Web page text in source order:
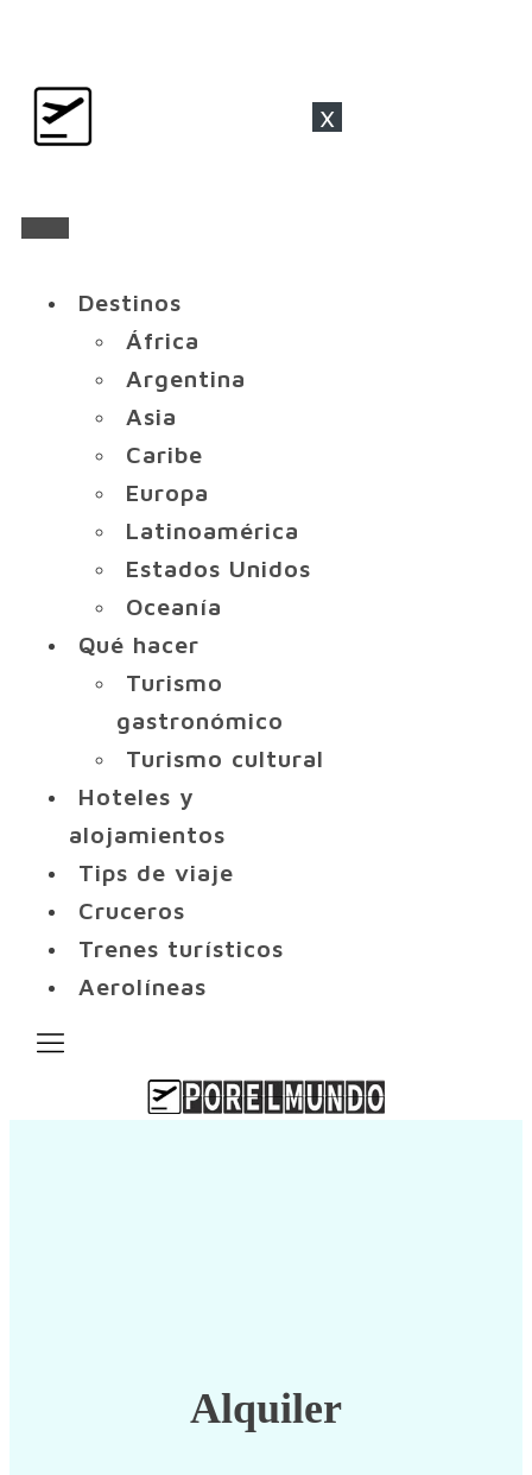
x
Destinos
África
Argentina
Asia
Caribe
Europa
Latinoamérica
Estados Unidos
Oceanía
Qué hacer
Turismo
gastronómico
Turismo cultural
Hoteles y
alojamientos
Tips de viaje
Cruceros
Trenes turísticos
Aerolíneas
Alquiler